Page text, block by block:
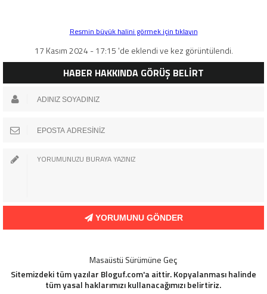
Resmin büyük halini görmek için tıklayın
17 Kasım 2024 - 17:15 'de eklendi ve kez görüntülendi.
HABER HAKKINDA GÖRÜŞ BELİRT
YORUMUNU GÖNDER
Masaüstü Sürümüne Geç
Sitemizdeki tüm yazılar Bloguf.com'a aittir. Kopyalanması halinde
tüm yasal haklarımızı kullanacağımızı belirtiriz.